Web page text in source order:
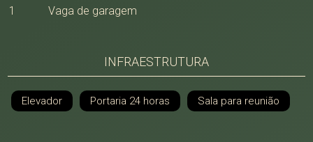
1
Vaga de garagem
INFRAESTRUTURA
Elevador Portaria 24 horas Sala para reunião